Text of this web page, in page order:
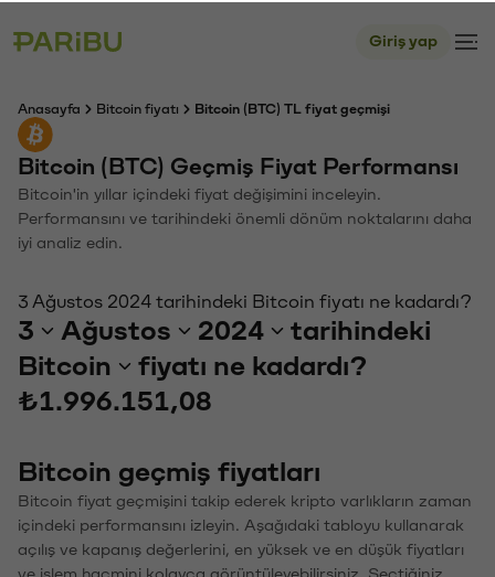
Giriş yap
Anasayfa Bitcoin fiyatı Bitcoin (BTC) TL fiyat geçmişi
Bitcoin (BTC) Geçmiş Fiyat Performansı
Bitcoin'in yıllar içindeki fiyat değişimini inceleyin.
Performansını ve tarihindeki önemli dönüm noktalarını daha
iyi analiz edin.
3 Ağustos 2024 tarihindeki Bitcoin fiyatı ne kadardı?
3 Ağustos 2024
tarihindeki
Bitcoin
fiyatı ne kadardı?
₺1.996.151,08
Bitcoin geçmiş fiyatları
Bitcoin fiyat geçmişini takip ederek kripto varlıkların zaman
içindeki performansını izleyin. Aşağıdaki tabloyu kullanarak
açılış ve kapanış değerlerini, en yüksek ve en düşük fiyatları
ve işlem hacmini kolayca görüntüleyebilirsiniz. Seçtiğiniz